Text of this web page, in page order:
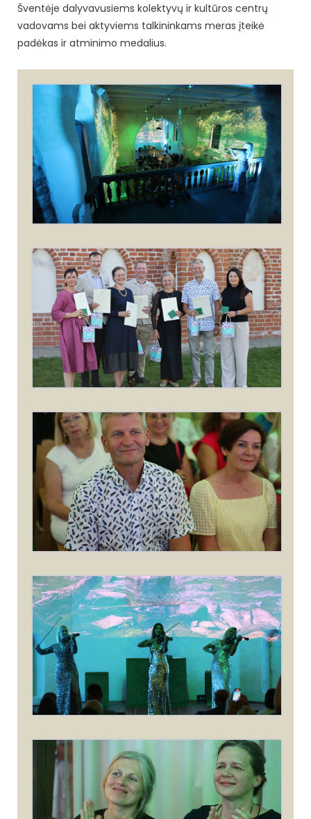
Šventėje dalyvavusiems kolektyvų ir kultūros centrų
vadovams bei aktyviems talkininkams meras įteikė
padėkas ir atminimo medalius.